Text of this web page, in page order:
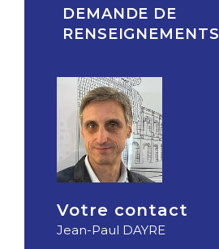
DEMANDE DE
RENSEIGNEMENTS
Votre contact
Jean-Paul DAYRE